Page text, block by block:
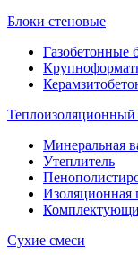
Блоки стеновые
Газобетонные
Теплоизоляционный
Минеральная
Утеплитель
Изоляционная
Сухие смеси